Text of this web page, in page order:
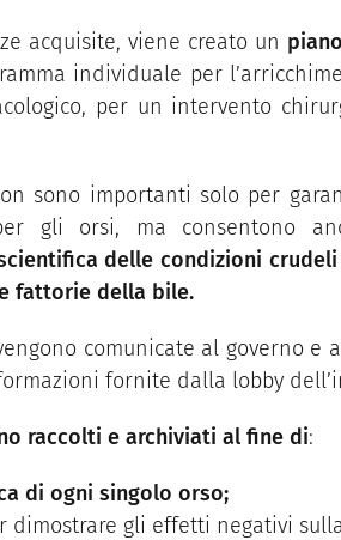
acquisite, viene creato un
individuale per
per un intervento
sono importanti solo per
gli orsi, ma consentono
delle condizioni
fattorie della bile.
comunicate al governo e
fornite dalla lobby
raccolti e archiviati al fine di:
di ogni singolo orso;
dimostrare gli effetti negativi